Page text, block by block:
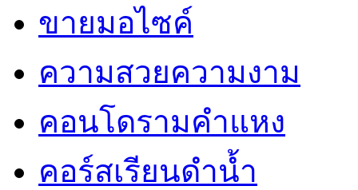
ขายมอไซค์
ความสวยความงาม
คอนโดรามคำแหง
คอร์สเรียนดำน้ำ